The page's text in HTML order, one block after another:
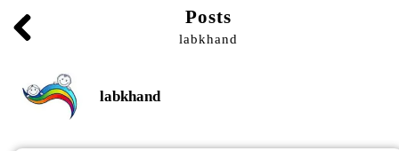
Posts
labkhand
labkhand